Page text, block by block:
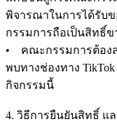
พิจารณาในการได้รับ
กรรมการถือเป็นสิทธิ์
• คณะกรรมการต้อง
พบทางช่องทาง
กิจกรรมนี้
4. วิธีการยืนยันสิทธิ์ แ